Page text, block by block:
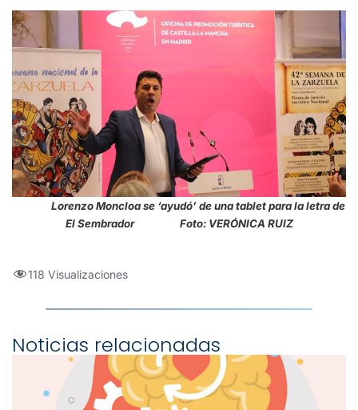
Lorenzo Moncloa se ‘ayudó’ de una tablet para la letra de
El Sembrador Foto: VERÓNICA RUIZ
118 Visualizaciones
Noticias relacionadas